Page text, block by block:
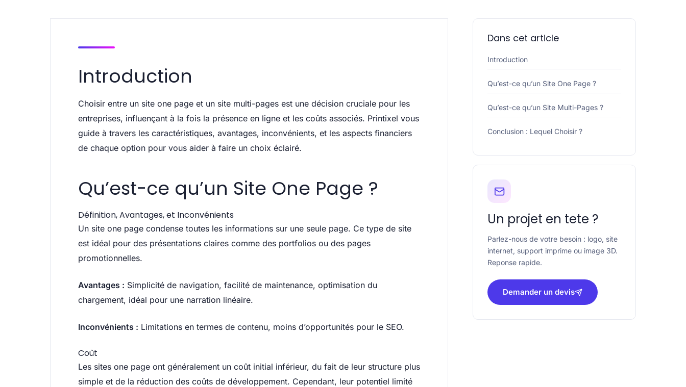
Introduction
Choisir entre un site one page et un site multi-pages est une décision cruciale pour les
entreprises, influençant à la fois la présence en ligne et les coûts associés. Printixel vous
guide à travers les caractéristiques, avantages, inconvénients, et les aspects financiers
de chaque option pour vous aider à faire un choix éclairé.
Qu’est-ce qu’un Site One Page ?
Définition, Avantages, et Inconvénients
Un site one page condense toutes les informations sur une seule page. Ce type de site
est idéal pour des présentations claires comme des portfolios ou des pages
promotionnelles.
Avantages : Simplicité de navigation, facilité de maintenance, optimisation du
chargement, idéal pour une narration linéaire.
Inconvénients : Limitations en termes de contenu, moins d’opportunités pour le SEO.
Coût
Les sites one page ont généralement un coût initial inférieur, du fait de leur structure plus
simple et de la réduction des coûts de développement. Cependant, leur potentiel limité
Dans cet article
Introduction
Qu’est-ce qu’un Site One Page ?
Qu’est-ce qu’un Site Multi-Pages ?
Conclusion : Lequel Choisir ?
Un projet en tete ?
Parlez-nous de votre besoin : logo, site
internet, support imprime ou image 3D.
Reponse rapide.
Demander un devis